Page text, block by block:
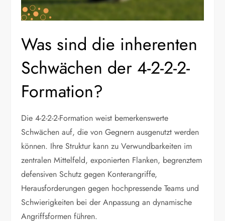
Was sind die inherenten
Schwächen der 4-2-2-2-
Formation?
Die 4-2-2-2-Formation weist bemerkenswerte
Schwächen auf, die von Gegnern ausgenutzt werden
können. Ihre Struktur kann zu Verwundbarkeiten im
zentralen Mittelfeld, exponierten Flanken, begrenztem
defensiven Schutz gegen Konterangriffe,
Herausforderungen gegen hochpressende Teams und
Schwierigkeiten bei der Anpassung an dynamische
Angriffsformen führen.